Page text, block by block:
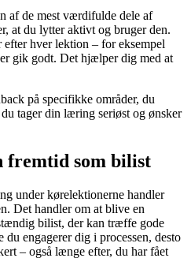
af de mest værdifulde dele af
at du lytter aktivt og bruger den.
hver lektion – for eksempel
gik godt. Det hjælper dig med at
på specifikke områder, du
tager din læring seriøst og ønsker
fremtid som bilist
under kørelektionerne handler
Det handler om at blive en
bilist, der kan træffe gode
engagerer dig i processen, desto
– også længe efter, du har fået